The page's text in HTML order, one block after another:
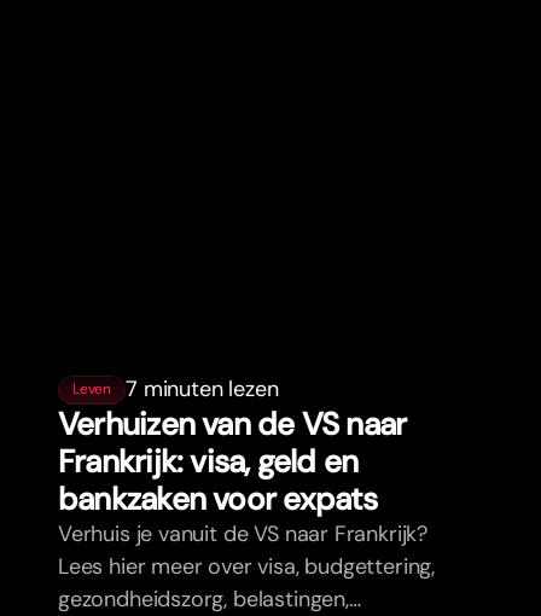
Leven 7 minuten lezen
Verhuizen van de VS naar
Frankrijk: visa, geld en
bankzaken voor expats
Verhuis je vanuit de VS naar Frankrijk?
Lees hier meer over visa, budgettering,
gezondheidszorg, belastingen,